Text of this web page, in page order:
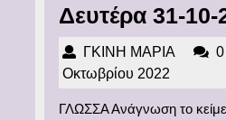
Δευτέρα 31-10-
ΓΚΙΝΗ ΜΑΡΙΑ ΓΚΙΝΗ0
Οκτωβρίου 2022
2022
ΓΛΩΣΣΑ Ανάγνωση το